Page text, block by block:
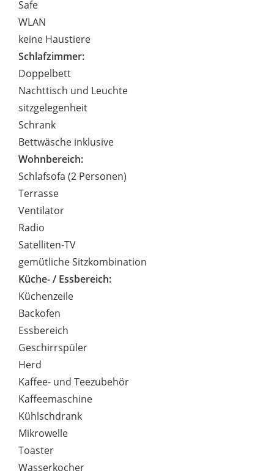
Safe
WLAN
keine Haustiere
Schlafzimmer:
Doppelbett
Nachttisch und Leuchte
sitzgelegenheit
Schrank
Bettwäsche inklusive
Wohnbereich:
Schlafsofa (2 Personen)
Terrasse
Ventilator
Radio
Satelliten-TV
gemütliche Sitzkombination
Küche- / Essbereich:
Küchenzeile
Backofen
Essbereich
Geschirrspüler
Herd
Kaffee- und Teezubehör
Kaffeemaschine
Kühlschdrank
Mikrowelle
Toaster
Wasserkocher